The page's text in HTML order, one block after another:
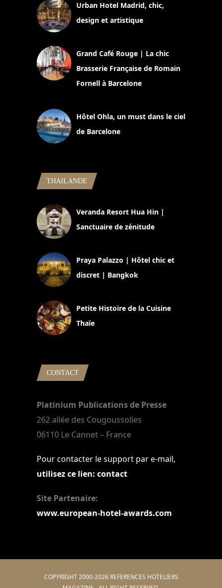
Urban Hotel Madrid, chic,
design et artistique
Grand Café Rouge | La chic
Brasserie Française de Romain
Fornell à Barcelone
Hôtel Ohla, un must dans le ciel
de Barcelone
THAILANDE
Veranda Resort Hua Hin |
Sanctuaire de zénitude
Praya Palazzo | Hôtel chic et
discret | Bangkok
Petite Histoire de la Cuisine
Thaïe
CONTACT
Platinium Publications de Presse
262 allée des Cougoussolles
06110 Le Cannet – France
Pour contacter le support par e-mail,
utilisez ce lien: contact
Site Partenaire:
www.european-hotel-awards.com
COPYRIGHT 2000-2026 REFERENCES HOTELIERS